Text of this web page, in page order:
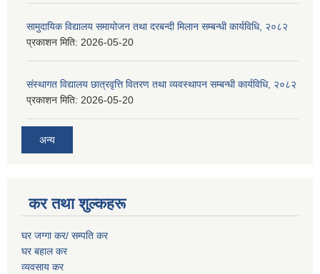
सामुदायिक विद्यालय समायोजन तथा दरबन्दी मिलान सम्बन्धी कार्यविधि, २०८२
प्रकाशन मिति: 2026-05-20
संस्थागत विद्यालय छात्रवृत्ति वितरण तथा व्यवस्थापन सम्बन्धी कार्यविधि, २०८२
प्रकाशन मिति: 2026-05-20
अन्य
कर तथा शुल्कहरू
घर जग्गा कर/ सम्पति कर
घर बहाल कर
व्यवसाय कर